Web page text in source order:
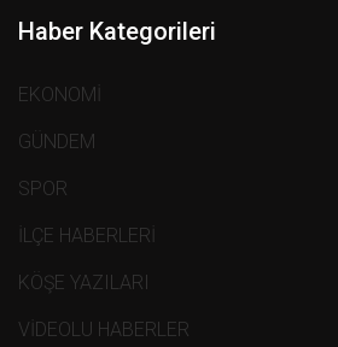
Haber Kategorileri
EKONOMİ
GÜNDEM
SPOR
İLÇE HABERLERİ
KÖŞE YAZILARI
VİDEOLU HABERLER